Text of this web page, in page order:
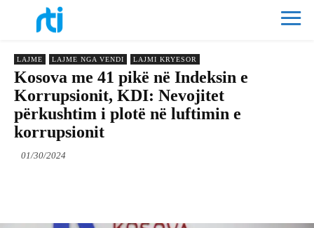
LAJME LAJME NGA VENDI LAJMI KRYESOR
Kosova me 41 pikë në Indeksin e
Korrupsionit, KDI: Nevojitet
përkushtim i plotë në luftimin e
korrupsionit
01/30/2024